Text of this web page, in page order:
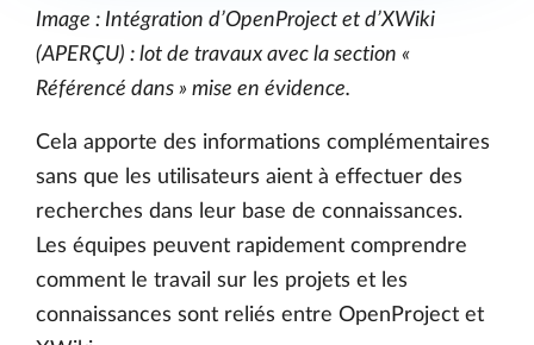
Image : Intégration d’OpenProject et d’XWiki
(APERÇU) : lot de travaux avec la section «
Référencé dans » mise en évidence.
Cela apporte des informations complémentaires
sans que les utilisateurs aient à effectuer des
recherches dans leur base de connaissances.
Les équipes peuvent rapidement comprendre
comment le travail sur les projets et les
connaissances sont reliés entre OpenProject et